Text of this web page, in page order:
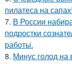
пилатеса на сапах!
7. В России
подростки
работы.
8. Минус голод на